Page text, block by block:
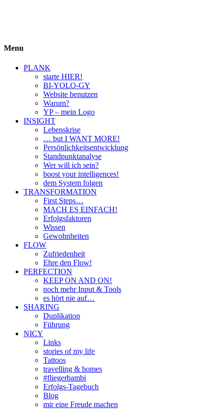
Menu
PLANK
starte HIER!
BI-YOLO-GY
Website benutzen
Warum?
YP – mein Logo
INSIGHT
Lebenskrise
… but I WANT MORE!
Persönlichkeitsentwicklung
Standpunktanalyse
Wer will ich sein?
boost your intelligences!
dem System folgen
TRANSFORMATION
First Steps…
MACH ES EINFACH!
Erfolgsfaktoren
Wissen
Gewohnheiten
FLOW
Zufriedenheit
Ehre den Flow!
PERFECTION
KEEP ON AND ON!
noch mehr Input & Tools
es hört nie auf…
SHARING
Duplikation
Führung
NICY
Links
stories of my life
Tattoos
travelling & homes
#fliegerbambi
Erfolgs-Tagebuch
Blog
mir eine Freude machen